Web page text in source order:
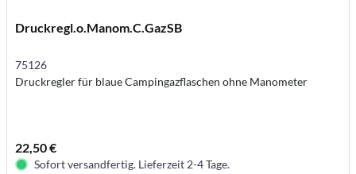
Druckregl.o.Manom.C.GazSB
75126
Druckregler für blaue Campingazflaschen ohne Manometer
22,50 €
Sofort versandfertig. Lieferzeit 2-4 Tage.